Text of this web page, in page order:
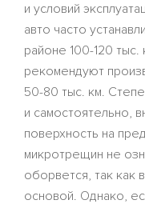
и условий
авто часто
районе 100-120
рекомендуют
50-80 тыс. км.
и самостоятельно,
поверхность на
микротрещин не
оборвется, так как
основой. Однако,